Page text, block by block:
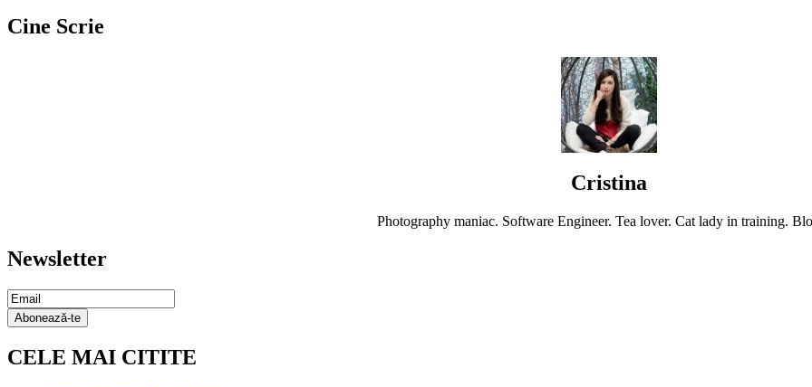
Cine Scrie
Cristina
Photography maniac. Software Engineer. Tea lover. Cat lady in training.
Newsletter
Email
Subscription
Abonează-te
CELE MAI CITITE